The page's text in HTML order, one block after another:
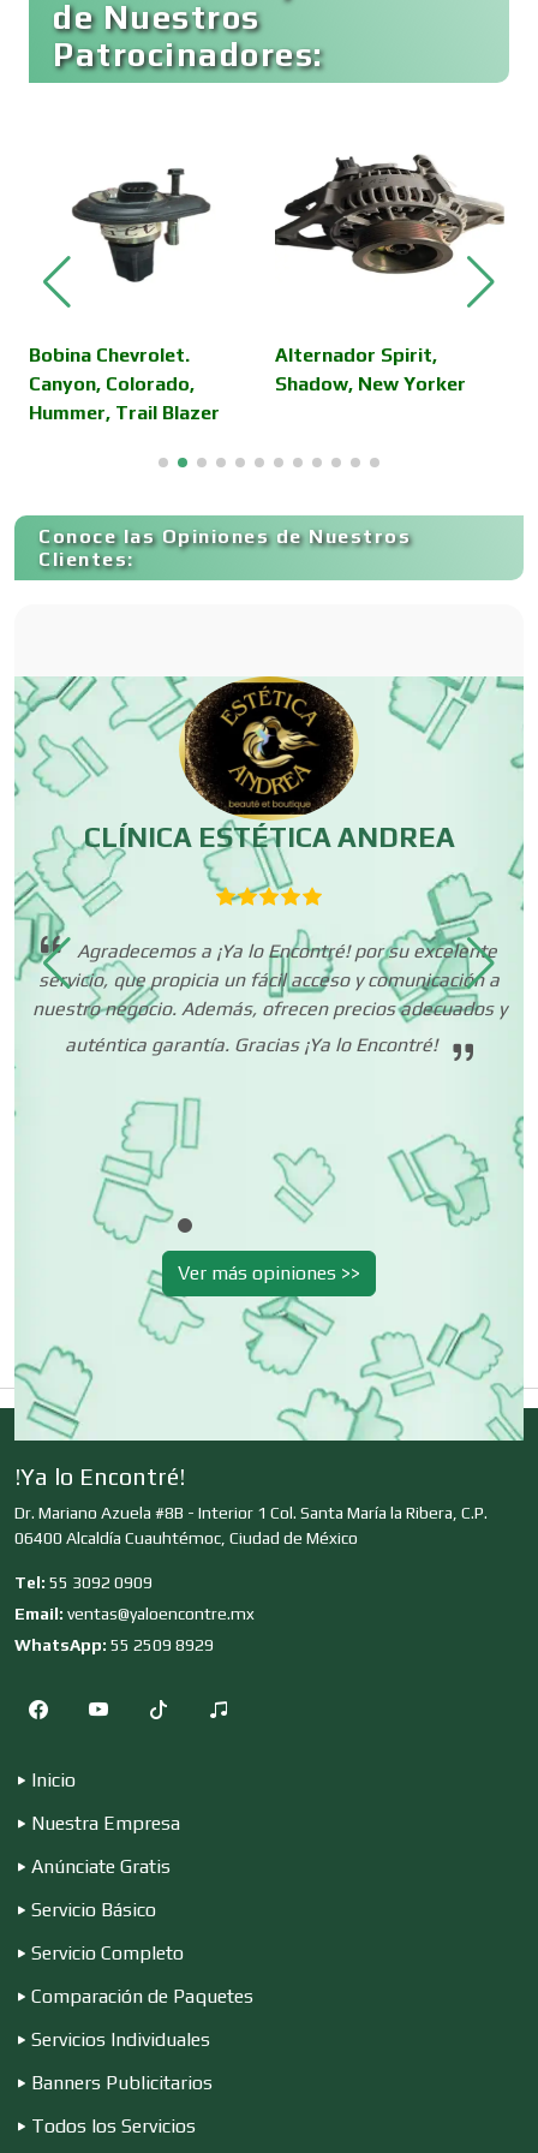
Cafeterías
Cámaras de Comercio
Cancelería de Aluminio
Capacitación
Carpinterías
Centros Comerciales
Centros de Espectáculos
Centros de Nutrición
Centros Turísticos
Cerrajerías
Cibercafés
Clínicas de Belleza
Clínicas de Rehabilitación
Clínicas y Hospitales
Clubes Deportivos
Cocinas Integrales
de Nuestros
Patrocinadores:
Bobina Chevrolet.
Canyon, Colorado,
Hummer, Trail Blazer
Alternador Spirit,
Shadow, New Yorker
Conoce las Opiniones de Nuestros
Clientes:
CLÍNICA ESTÉTICA ANDREA
Agradecemos a ¡Ya lo Encontré! por su excelente
servicio, que propicia un fácil acceso y comunicación a
nuestro negocio. Además, ofrecen precios adecuados y
auténtica garantía. Gracias ¡Ya lo Encontré!
Ver más opiniones >>
!Ya lo Encontré!
Dr. Mariano Azuela #8B - Interior 1 Col. Santa María la Ribera, C.P.
06400 Alcaldía Cuauhtémoc, Ciudad de México
Tel: 55 3092 0909
Email: ventas@yaloencontre.mx
WhatsApp: 55 2509 8929
Inicio
Nuestra Empresa
Anúnciate Gratis
Servicio Básico
Servicio Completo
Comparación de Paquetes
Servicios Individuales
Banners Publicitarios
Todos los Servicios